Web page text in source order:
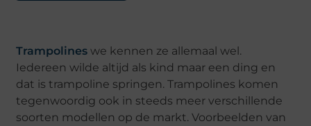
Trampolines we kennen ze allemaal wel.
Iedereen wilde altijd als kind maar een ding en
dat is trampoline springen. Trampolines komen
tegenwoordig ook in steeds meer verschillende
soorten modellen op de markt. Voorbeelden van